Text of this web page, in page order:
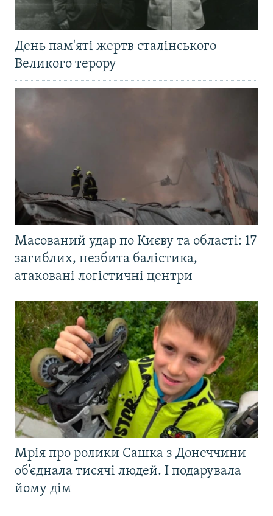
День пам'яті жертв сталінського
Великого терору
Масований удар по Києву та області: 17
загиблих, незбита балістика,
атаковані логістичні центри
Мрія про ролики Сашка з Донеччини
об’єднала тисячі людей. І подарувала
йому дім